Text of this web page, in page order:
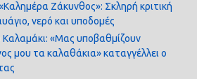
Ζάκυνθος»: Σκληρή κριτική
νερό και υποδομές
Καλαμάκι: «Μας υποβαθμίζουν
μου τα καλαθάκια» καταγγέλλει ο